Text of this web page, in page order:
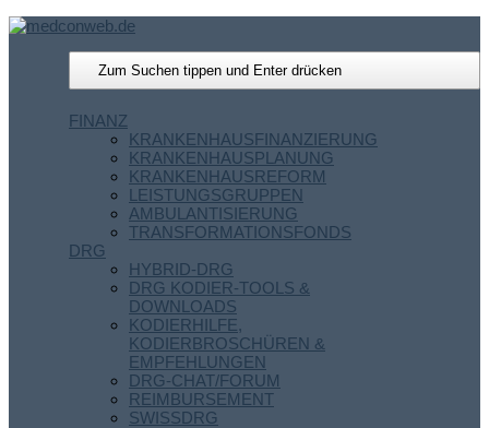
FINANZ
KRANKENHAUSFINANZIERUNG
KRANKENHAUSPLANUNG
KRANKENHAUSREFORM
LEISTUNGSGRUPPEN
AMBULANTISIERUNG
TRANSFORMATIONSFONDS
DRG
HYBRID-DRG
DRG KODIER-TOOLS &
DOWNLOADS
KODIERHILFE,
KODIERBROSCHÜREN &
EMPFEHLUNGEN
DRG-CHAT/FORUM
REIMBURSEMENT
SWISSDRG